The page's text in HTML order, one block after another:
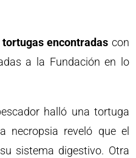
encontradas con
a la Fundación en lo
halló una tortuga
necropsia reveló que el
sistema digestivo. Otra